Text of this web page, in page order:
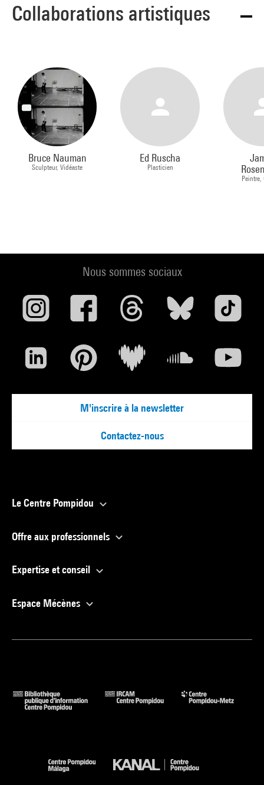
Collaborations artistiques
Bruce Nauman
Sculpteur, Vidéaste
Ed Ruscha
Plasticien
Peintre,
Nous sommes sociaux
M'inscrire à la newsletter
Contactez-nous
Le Centre Pompidou
Offre aux professionnels
Expertise et conseil
Espace Mécènes